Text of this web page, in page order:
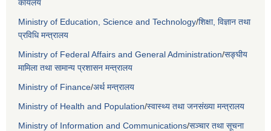
कार्यलय
Ministry of Education, Science and Technology/शिक्षा, विज्ञान तथा
प्रविधि मन्त्रालय
Ministry of Federal Affairs and General Administration/सङ्घीय
मामिला तथा सामान्य प्रशासन मन्त्रालय
Ministry of Finance/अर्थ मन्त्रालय
Ministry of Health and Population/स्वास्थ्य तथा जनसंख्या मन्त्रालय
Ministry of Information and Communications/सञ्चार तथा सूचना